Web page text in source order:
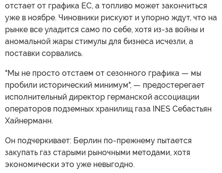
отстает от графика ЕС, а топливо может закончиться
уже в ноябре. Чиновники рискуют и упорно ждут, что на
рынке все уладится само по себе, хотя из-за войны и
аномальной жары стимулы для бизнеса исчезли, а
поставки сорвались.
"Мы не просто отстаем от сезонного графика — мы
пробили исторический минимум", — предостерегает
исполнительный директор германской ассоциации
операторов подземных хранилищ газа INES Себастьян
Хайнерманн.
Он подчеркивает: Берлин по-прежнему пытается
закупать газ старыми рыночными методами, хотя
экономически это уже невыгодно.